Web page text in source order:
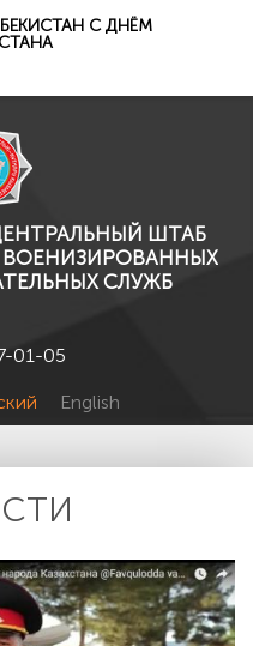
ШТАБ
СЛУЖБ
01-05
English
С ДНЁМ